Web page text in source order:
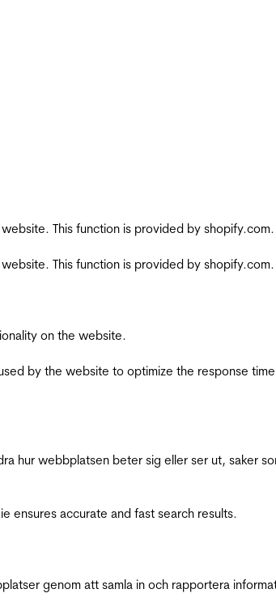
This function is provided by shopify.com.
This function is provided by shopify.com.
on the website.
by the website to optimize the response
hur webbplatsen beter sig eller ser ut, saker
ensures accurate and fast search results.
genom att samla in och rapportera